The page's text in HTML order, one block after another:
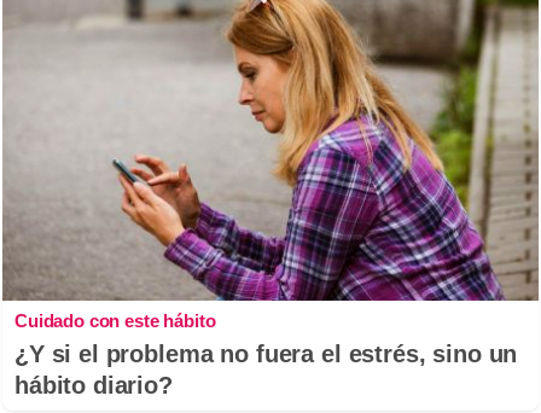
Cuidado con este hábito
¿Y si el problema no fuera el estrés, sino un
hábito diario?